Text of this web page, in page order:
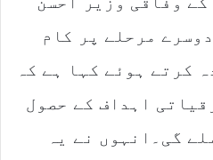
مرحلے پر کام
کرتے ہوئے کہا ہے کہ
اہداف کے حصول
گی۔انہوں نے یہ